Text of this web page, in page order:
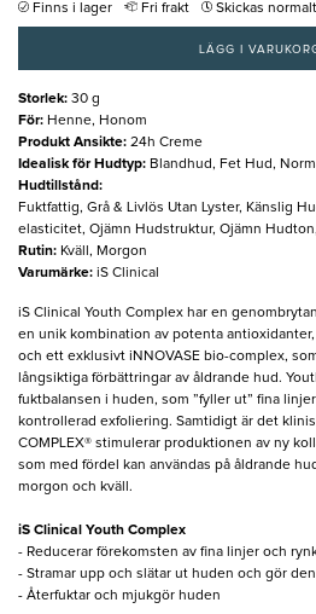
Finns i lager Fri frakt Skickas
LÄGG I
Storlek: 30 g
För: Henne, Honom
Produkt Ansikte: 24h Creme
Idealisk för Hudtyp: Blandhud, Fet Hud,
Hudtillstånd:
Fuktfattig, Grå & Livlös Utan Lyster, Känslig
elasticitet, Ojämn Hudstruktur, Ojämn
Rutin: Kväll, Morgon
Varumärke: iS Clinical
iS Clinical Youth Complex har en
en unik kombination av potenta
och ett exklusivt iNNOVASE bio-complex,
långsiktiga förbättringar av åldrande hud.
fuktbalansen i huden, som ”fyller ut” fina
kontrollerad exfoliering. Samtidigt är det
COMPLEX® stimulerar produktionen av ny
som med fördel kan användas på åldrande
morgon och kväll.
iS Clinical Youth Complex
- Reducerar förekomsten av fina linjer och
- Stramar upp och slätar ut huden och gör
- Återfuktar och mjukgör huden